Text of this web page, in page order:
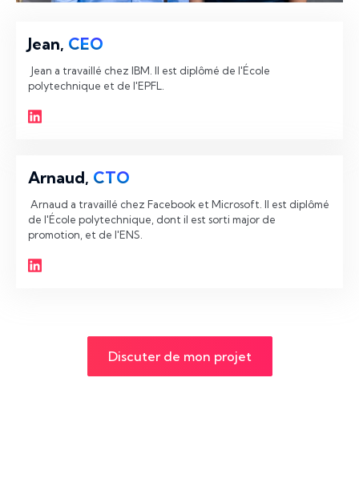
Jean, CEO
polytechnique et de l'EPFL.
Arnaud, CTO
de l'École polytechnique, dont il est sorti major de
promotion, et de l'ENS.
Discuter de mon projet